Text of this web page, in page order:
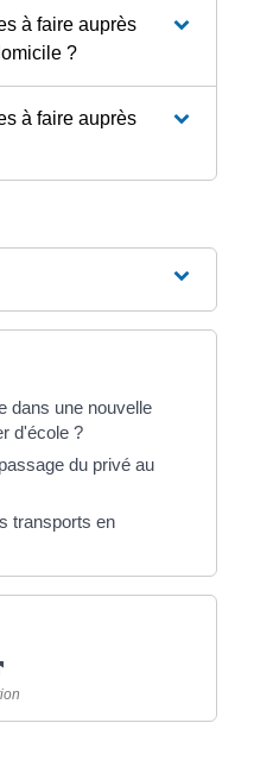
à faire auprès
?
à faire auprès
dans une nouvelle
d'école ?
du privé au
transports en